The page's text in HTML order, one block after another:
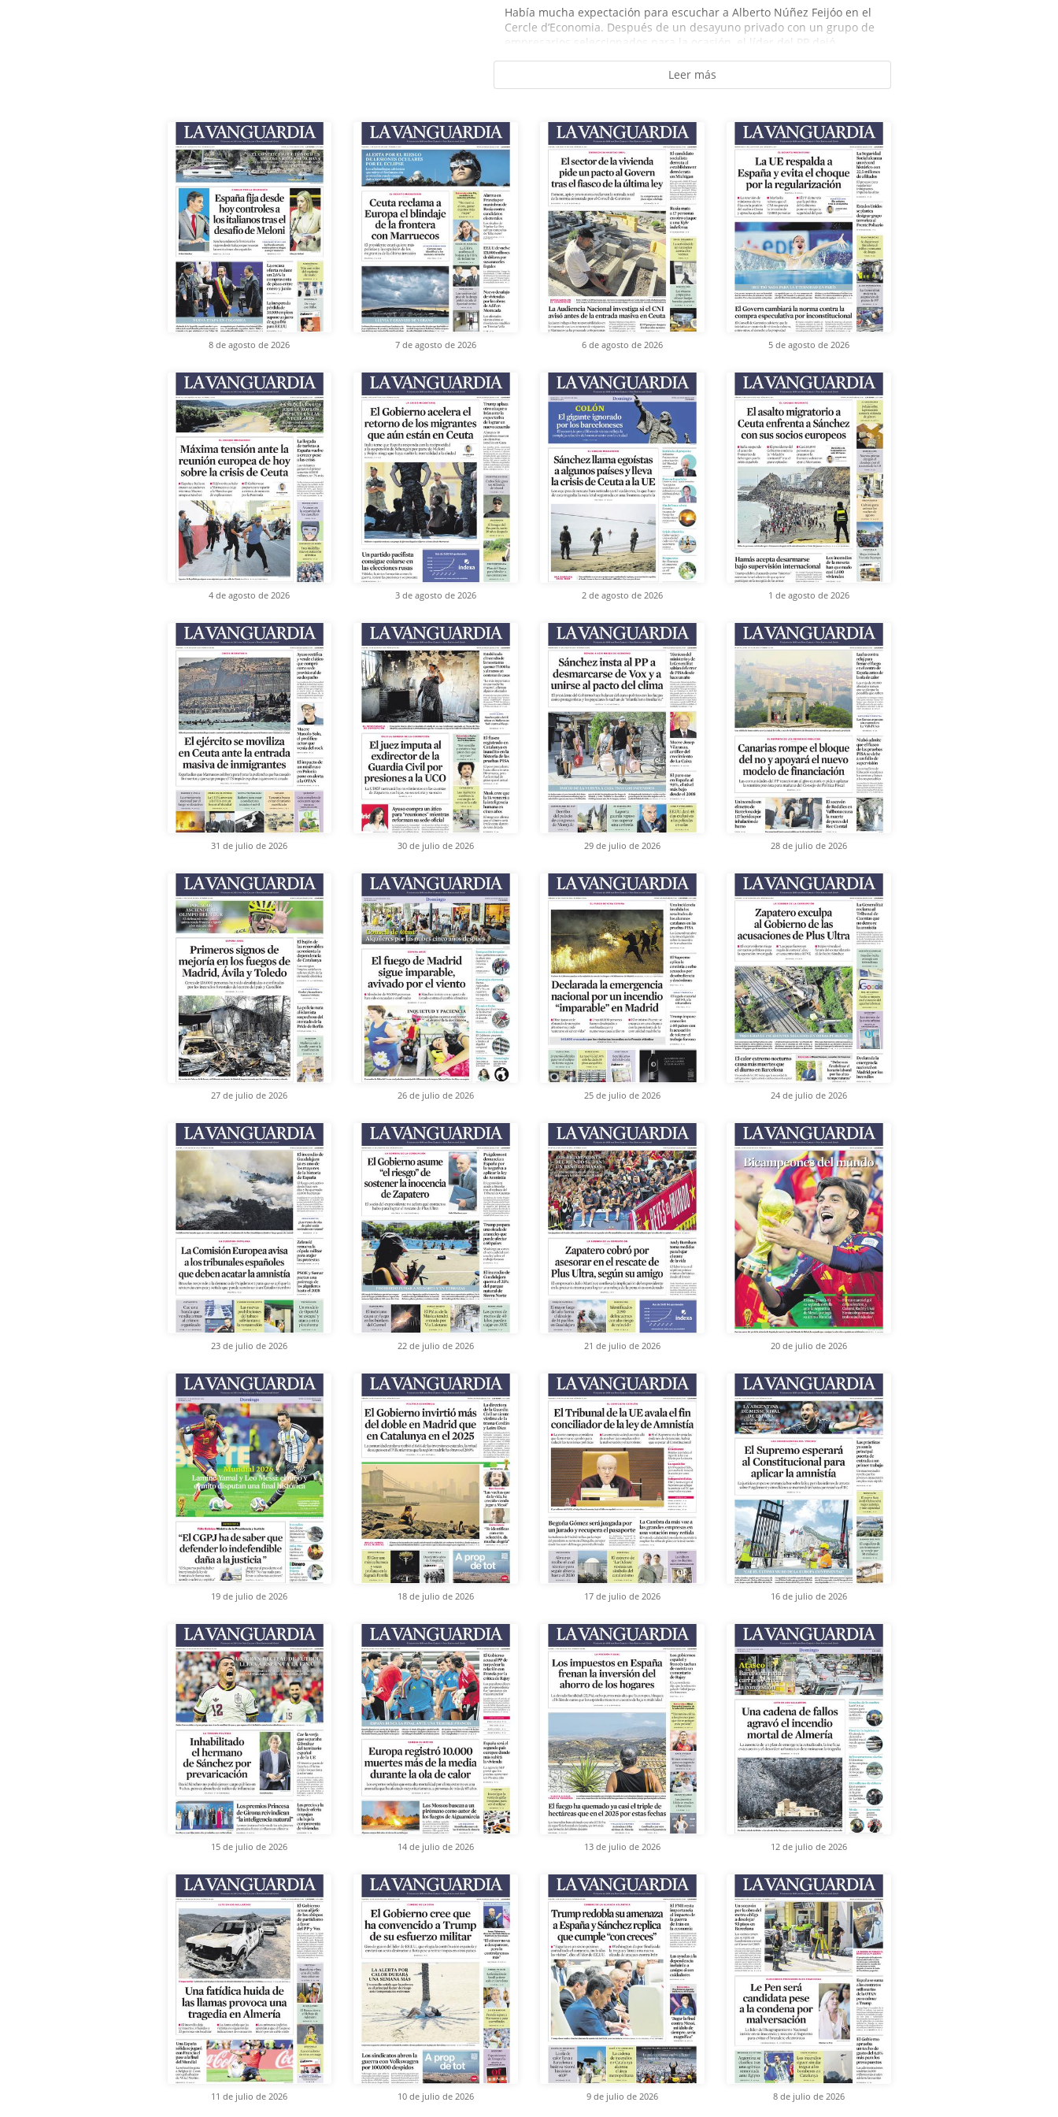
Había mucha expectación para escuchar a Alberto Núñez Feijóo en el
Cercle d’Economia. Después de un desayuno privado con un grupo de
empresarios seleccionados para la ocasión, el líder del PP dejó...
Leer más
8 de agosto de 2026 7 de agosto de 2026 6 de agosto de 2026 5 de agosto de 2026
4 de agosto de 2026 3 de agosto de 2026 2 de agosto de 2026 1 de agosto de 2026
31 de julio de 2026 30 de julio de 2026 29 de julio de 2026 28 de julio de 2026
27 de julio de 2026 26 de julio de 2026 25 de julio de 2026 24 de julio de 2026
23 de julio de 2026 22 de julio de 2026 21 de julio de 2026 20 de julio de 2026
19 de julio de 2026 18 de julio de 2026 17 de julio de 2026 16 de julio de 2026
15 de julio de 2026 14 de julio de 2026 13 de julio de 2026 12 de julio de 2026
11 de julio de 2026 10 de julio de 2026 9 de julio de 2026 8 de julio de 2026